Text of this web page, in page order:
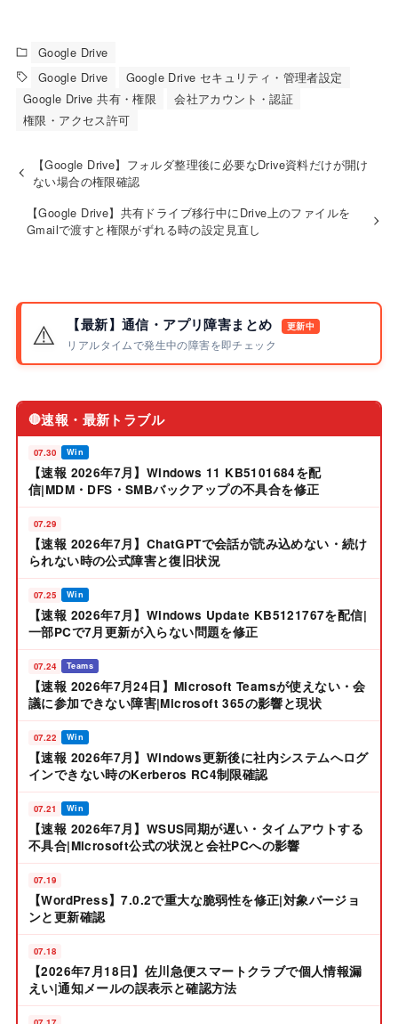
Google Drive
Google Drive
Google Drive セキュリティ・管理者設定
Google Drive 共有・権限
会社アカウント・認証
権限・アクセス許可
【Google Drive】フォルダ整理後に必要なDrive資料だけが開け
ない場合の権限確認
【Google Drive】共有ドライブ移行中にDrive上のファイルを
Gmailで渡すと権限がずれる時の設定見直し
⚠️ 【最新】通信・アプリ障害まとめ 更新中
リアルタイムで発生中の障害を即チェック
🔴速報・最新トラブル
07.30 Win
【速報 2026年7月】Windows 11 KB5101684を配
信|MDM・DFS・SMBバックアップの不具合を修正
07.29
【速報 2026年7月】ChatGPTで会話が読み込めない・続け
られない時の公式障害と復旧状況
07.25 Win
【速報 2026年7月】Windows Update KB5121767を配信|
一部PCで7月更新が入らない問題を修正
07.24 Teams
【速報 2026年7月24日】Microsoft Teamsが使えない・会
議に参加できない障害|Microsoft 365の影響と現状
07.22 Win
【速報 2026年7月】Windows更新後に社内システムへログ
インできない時のKerberos RC4制限確認
07.21 Win
【速報 2026年7月】WSUS同期が遅い・タイムアウトする
不具合|Microsoft公式の状況と会社PCへの影響
07.19
【WordPress】7.0.2で重大な脆弱性を修正|対象バージョ
ンと更新確認
07.18
【2026年7月18日】佐川急便スマートクラブで個人情報漏
えい|通知メールの誤表示と確認方法